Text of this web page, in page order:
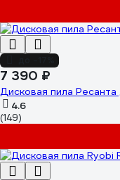
7 390 ₽
Дисковая пила
4.6
(149)